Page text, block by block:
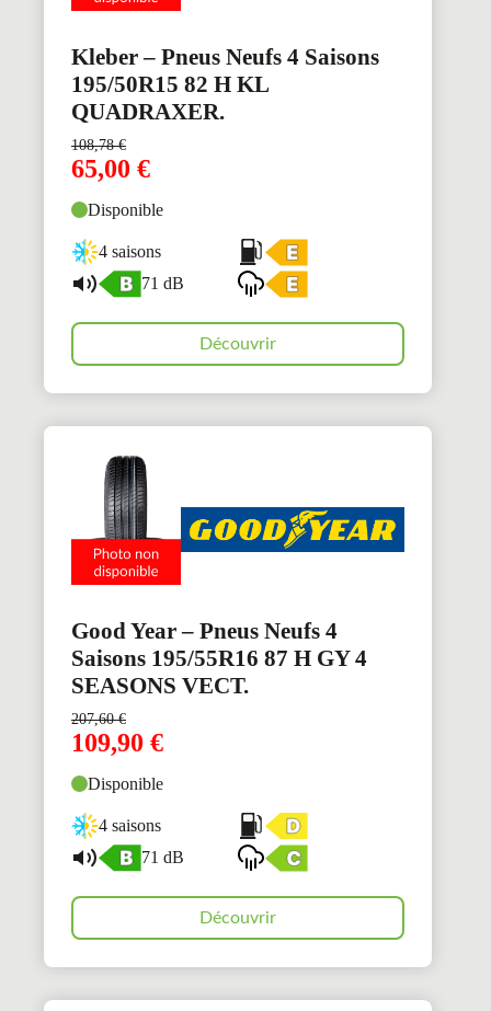
Kleber – Pneus Neufs 4 Saisons
195/50R15 82 H KL
QUADRAXER.
108,78€
65,00 €
Disponible
4 saisons
71 dB
Découvrir
Good Year – Pneus Neufs 4
Saisons 195/55R16 87 H GY 4
SEASONS VECT.
207,60€
109,90 €
Disponible
4 saisons
71 dB
Découvrir